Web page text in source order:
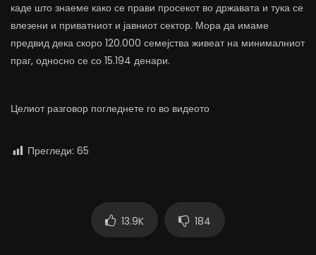
каде што знаеме како се прави просекот во државата и тука се
влезени и приватниот и јавниот сектор. Мора да имаме
предвид дека скоро 120.000 семејства живеат на минималниот
праг, односно се со 15.194 денари.
Целиот разговор погледнете го во видеото
Прегледи: 65
13.9K 184